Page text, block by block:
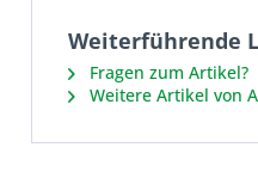
Weiterführende
Fragen zum Artikel?
Weitere Artikel von